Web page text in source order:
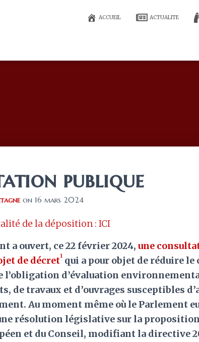
ACCUEIL ACTUALITE
publique
on 16 mars 2024
de la déposition : ICI
a ouvert, ce 22 février 2024, une
de décret1 qui a pour objet de réduire le
l’obligation d’évaluation
de travaux et d’ouvrages susceptibles
Au moment même où le Parlement
résolution législative sur la
et du Conseil, modifiant la directive